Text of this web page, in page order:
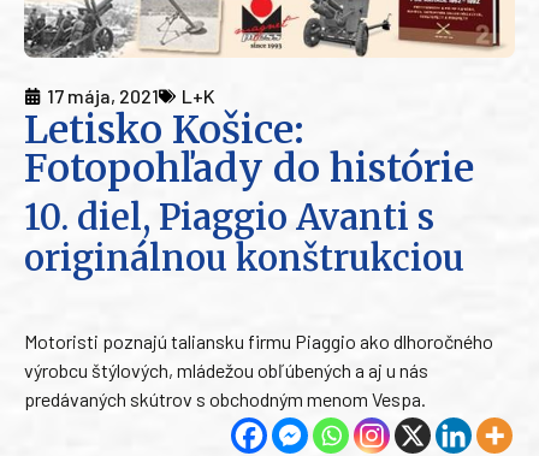
17 mája, 2021 L+K
Letisko Košice:
Fotopohľady do histórie
10. diel, Piaggio Avanti s
originálnou konštrukciou
Motoristi poznajú taliansku firmu Piaggio ako dlhoročného
výrobcu štýlových, mládežou obľúbených a aj u nás
predávaných skútrov s obchodným menom Vespa.